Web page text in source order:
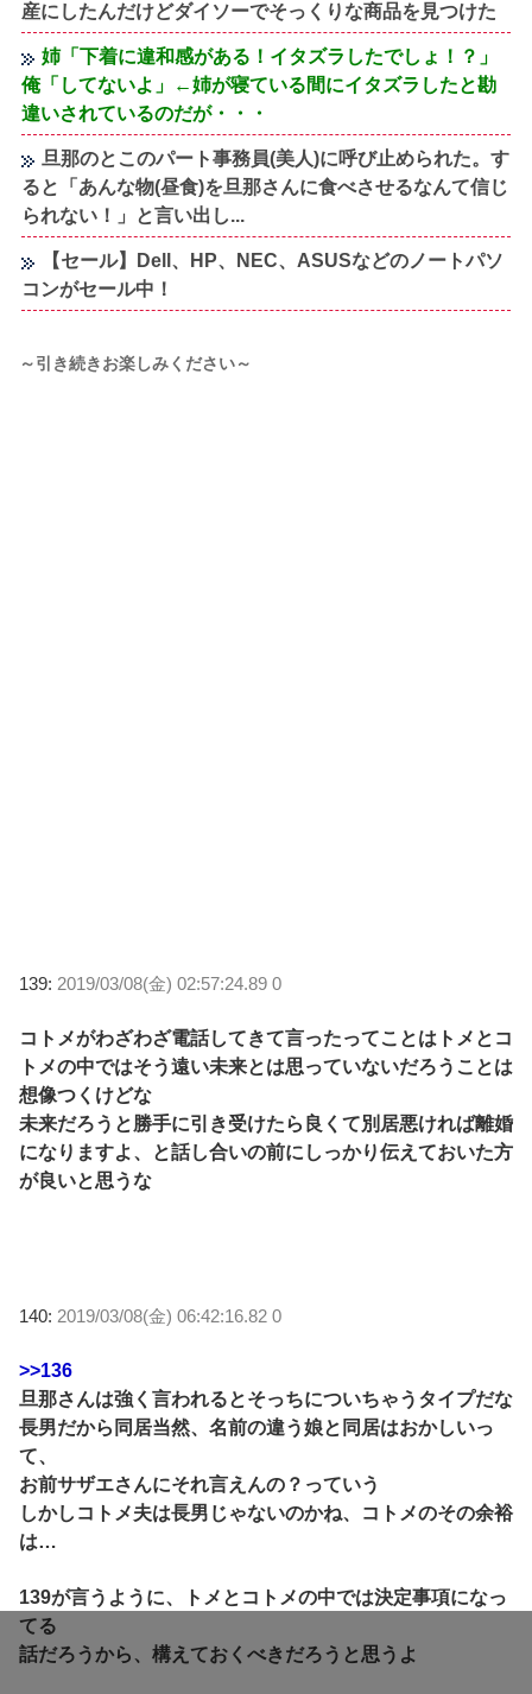
産にしたんだけどダイソーでそっくりな商品を見つけた
姉「下着に違和感がある！イタズラしたでしょ！？」
俺「してないよ」←姉が寝ている間にイタズラしたと勘
違いされているのだが・・・
旦那のとこのパート事務員(美人)に呼び止められた。す
ると「あんな物(昼食)を旦那さんに食べさせるなんて信じ
られない！」と言い出し...
【セール】Dell、HP、NEC、ASUSなどのノートパソ
コンがセール中！
～引き続きお楽しみください～
139: 2019/03/08(金) 02:57:24.89 0
コトメがわざわざ電話してきて言ったってことはトメとコ
トメの中ではそう遠い未来とは思っていないだろうことは
想像つくけどな
未来だろうと勝手に引き受けたら良くて別居悪ければ離婚
になりますよ、と話し合いの前にしっかり伝えておいた方
が良いと思うな
140: 2019/03/08(金) 06:42:16.82 0
>>136
旦那さんは強く言われるとそっちについちゃうタイプだな
長男だから同居当然、名前の違う娘と同居はおかしいっ
て、
お前サザエさんにそれ言えんの？っていう
しかしコトメ夫は長男じゃないのかね、コトメのその余裕
は…
139が言うように、トメとコトメの中では決定事項になっ
てる
話だろうから、構えておくべきだろうと思うよ